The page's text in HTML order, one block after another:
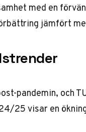
med en
jämfört
pandemin, och
25 visar en